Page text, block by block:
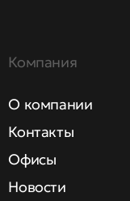
Компания
О компании
Контакты
Офисы
Новости